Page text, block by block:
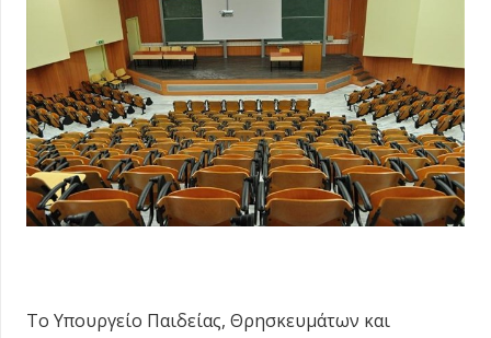
Το Υπουργείο Παιδείας, Θρησκευμάτων και